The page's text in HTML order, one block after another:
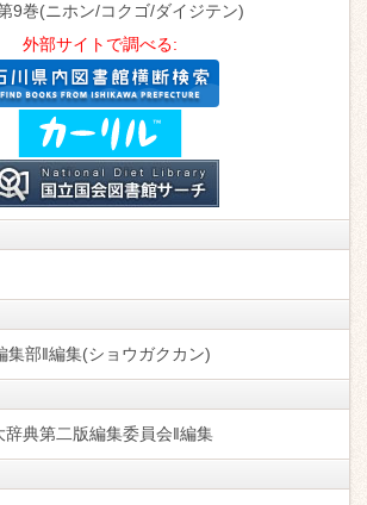
9巻(ニホン/コクゴ/ダイジテン)
外部サイトで調べる:
集部‖編集(ショウガクカン)
典第二版編集委員会‖編集